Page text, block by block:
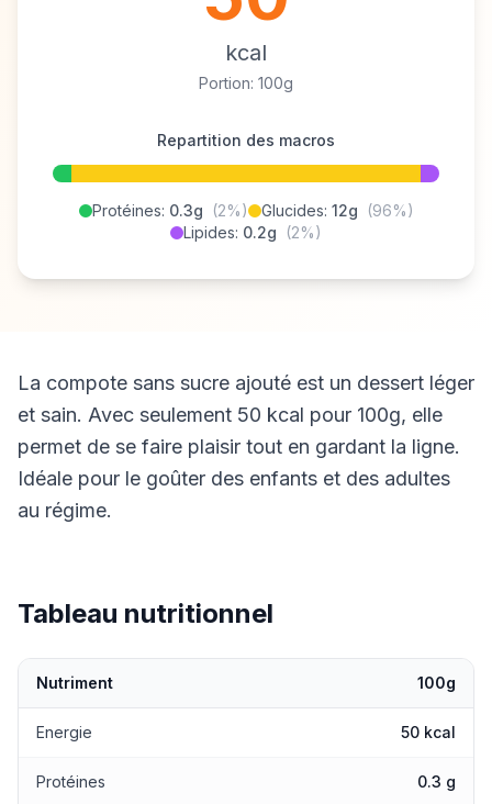
kcal
Portion: 100g
Repartition des macros
Protéines: 0.3g (2%) Glucides: 12g
(96%)
Lipides: 0.2g (2%)
La compote sans sucre ajouté est un dessert léger
et sain. Avec seulement 50 kcal pour 100g, elle
permet de se faire plaisir tout en gardant la ligne.
Idéale pour le goûter des enfants et des adultes
au régime.
Tableau nutritionnel
Nutriment 100g
Energie 50 kcal
Protéines 0.3 g